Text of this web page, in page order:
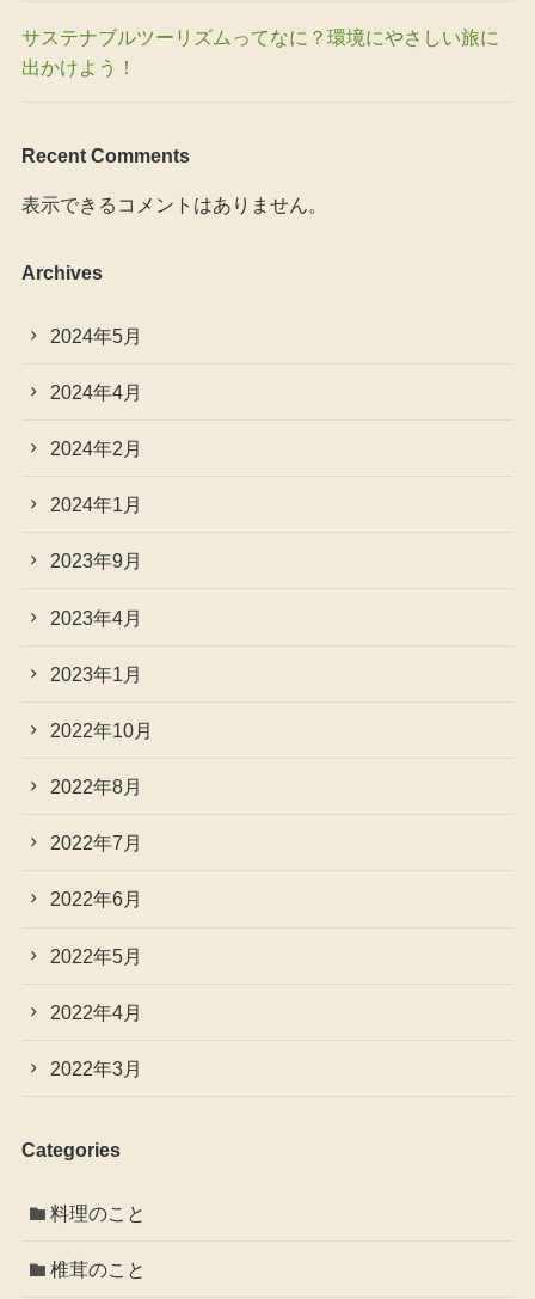
サステナブルツーリズムってなに？環境にやさしい旅に
出かけよう！
Recent Comments
表示できるコメントはありません。
Archives
2024年5月
2024年4月
2024年2月
2024年1月
2023年9月
2023年4月
2023年1月
2022年10月
2022年8月
2022年7月
2022年6月
2022年5月
2022年4月
2022年3月
Categories
料理のこと
椎茸のこと